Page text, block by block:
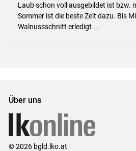
Laub schon voll ausgebildet ist bzw.
Sommer ist die beste Zeit dazu. Bis
Walnussschnitt erledigt ...
Über uns
© 2026 bgld.lko.at